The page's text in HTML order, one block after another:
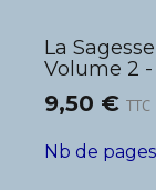
La
Volume 2 -
9,50 € TTC
Nb de pages